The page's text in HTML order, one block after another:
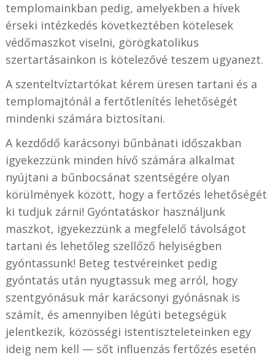
templomainkban pedig, amelyekben a hívek
érseki intézkedés következtében kötelesek
védőmaszkot viselni, görögkatolikus
szertartásainkon is kötelezővé teszem ugyanezt.
A szenteltvíztartókat kérem üresen tartani és a
templomajtónál a fertőtlenítés lehetőségét
mindenki számára biztosítani.
A kezdődő karácsonyi bűnbánati időszakban
igyekezzünk minden hívő számára alkalmat
nyújtani a bűnbocsánat szentségére olyan
körülmények között, hogy a fertőzés lehetőségét
ki tudjuk zárni! Gyóntatáskor használjunk
maszkot, igyekezzünk a megfelelő távolságot
tartani és lehetőleg szellőző helyiségben
gyóntassunk! Beteg testvéreinket pedig
gyóntatás után nyugtassuk meg arról, hogy
szentgyónásuk már karácsonyi gyónásnak is
számít, és amennyiben légúti betegségük
jelentkezik, közösségi istentiszteleteinken egy
ideig nem kell — sőt influenzás fertőzés esetén